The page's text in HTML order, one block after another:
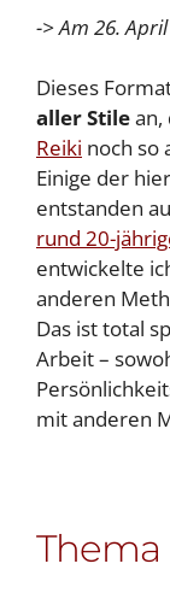
-> Am 26.
Dieses
aller Stilean,
Reiki noch so
Einige der
entstanden
rund 20-
entwickelte
anderen
Das ist total
Arbeit –
mit anderen
Thema